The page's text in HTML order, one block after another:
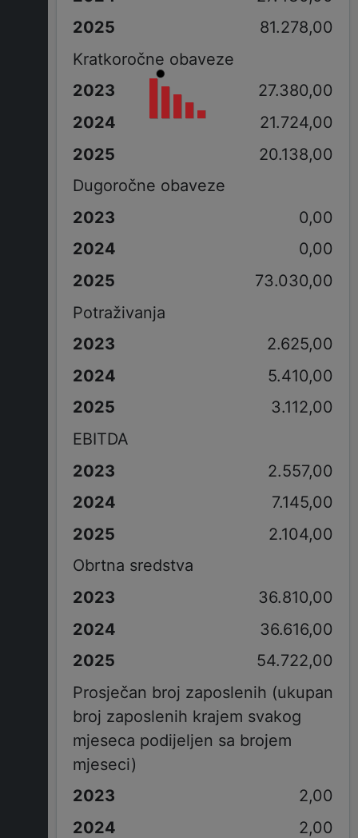
81.278,00
Kratkoročne obaveze
27.380,00
21.724,00
20.138,00
Dugoročne obaveze
0,00
0,00
73.030,00
Potraživanja
2.625,00
5.410,00
3.112,00
EBITDA
2.557,00
7.145,00
2.104,00
Obrtna sredstva
36.810,00
36.616,00
54.722,00
Prosječan broj zaposlenih (ukupan
broj zaposlenih krajem svakog
mjeseca podijeljen sa brojem
mjeseci)
2,00
2,00